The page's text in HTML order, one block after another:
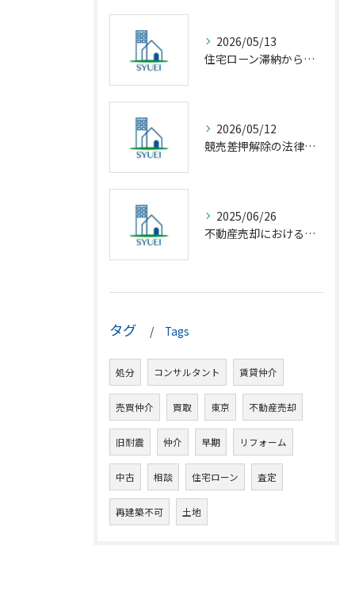
2026/05/13
住宅ローン滞納から競売回避の解決策
2026/05/12
競売差押解除の法律相談完全解説
2025/06/26
不動産売却における仲介の基礎知識
タグ Tags
処分 コンサルタント 賃貸仲介
売買仲介 買取 東京 不動産売却
旧耐震 仲介 早期 リフォーム
中古 相談 住宅ローン 査定
再建築不可 土地